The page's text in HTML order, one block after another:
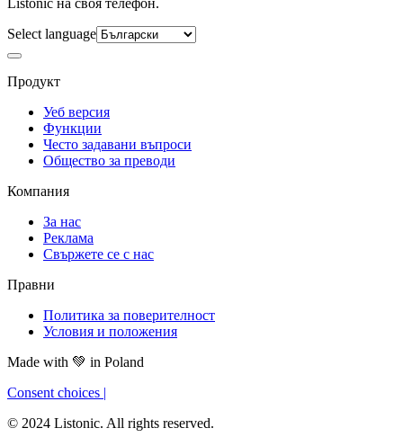
Select language
Продукт
Уеб версия
Функции
Често задавани въпроси
Общество за преводи
Компания
За нас
Реклама
Свържете се с нас
Правни
Политика за поверителност
Условия и положения
Made with 💚 in Poland
Consent choices |
© 2024 Listonic. All rights reserved.